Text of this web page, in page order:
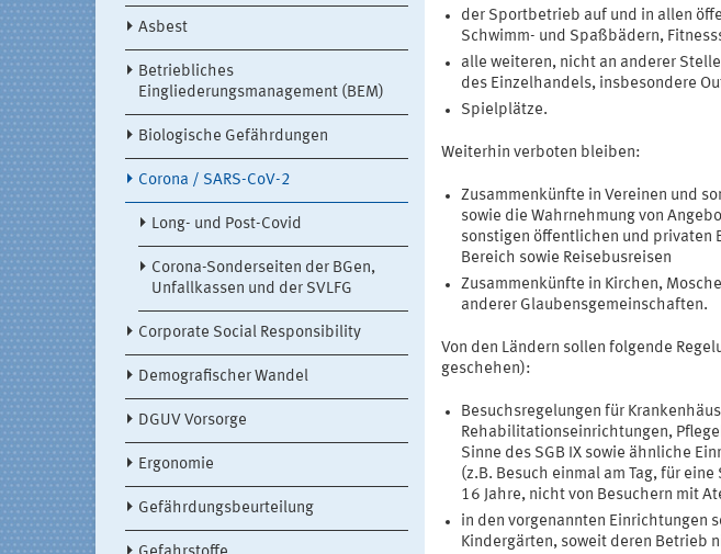
Asbest
Betriebliches
Eingliederungsmanagement (BEM)
Biologische Gefährdungen
Corona / SARS-CoV-2
Long- und Post-Covid
Corona-Sonderseiten der BGen,
Unfallkassen und der SVLFG
Corporate Social Responsibility
Demografischer Wandel
DGUV Vorsorge
Ergonomie
Gefährdungsbeurteilung
der Sportbetrieb auf und in allen
Schwimm- und Spaßbädern,
alle weiteren, nicht an anderer
des Einzelhandels, insbesondere
Spielplätze.
Weiterhin verboten bleiben:
Zusammenkünfte in Vereinen und
sowie die Wahrnehmung von
sonstigen öffentlichen und privaten
Bereich sowie Reisebusreisen
Zusammenkünfte in Kirchen,
anderer Glaubensgemeinschaften.
Von den Ländern sollen folgende
geschehen):
Besuchsregelungen für
Rehabilitationseinrichtungen,
Sinne des SGB IX sowie ähnliche
(z.B. Besuch einmal am Tag, für
16 Jahre, nicht von Besuchern mit
in den vorgenannten Einrichtungen
Kindergärten, soweit deren Betrieb